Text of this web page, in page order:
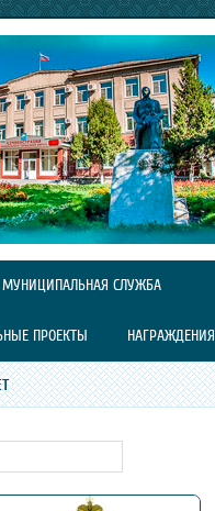
МУНИЦИПАЛЬНАЯ СЛУЖБА
ПРОЕКТЫ НАГРАЖДЕНИЯ